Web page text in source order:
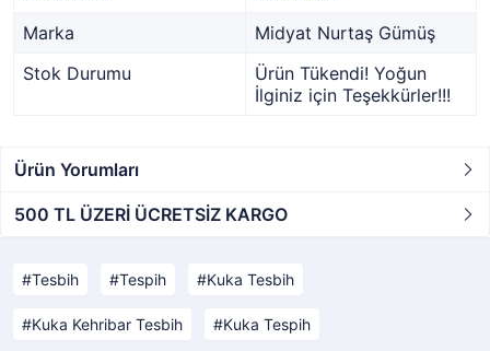
Marka
Midyat Nurtaş Gümüş
Stok Durumu
Ürün Tükendi! Yoğun
İlginiz için Teşekkürler!!!
Ürün Yorumları
500 TL ÜZERİ ÜCRETSİZ KARGO
Tesbih Tespih Kuka Tesbih
Kuka Kehribar Tesbih Kuka Tespih